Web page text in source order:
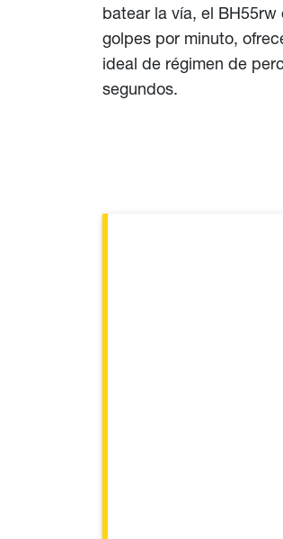
batear la vía, el
golpes por minuto,
ideal de régimen de
segundos.